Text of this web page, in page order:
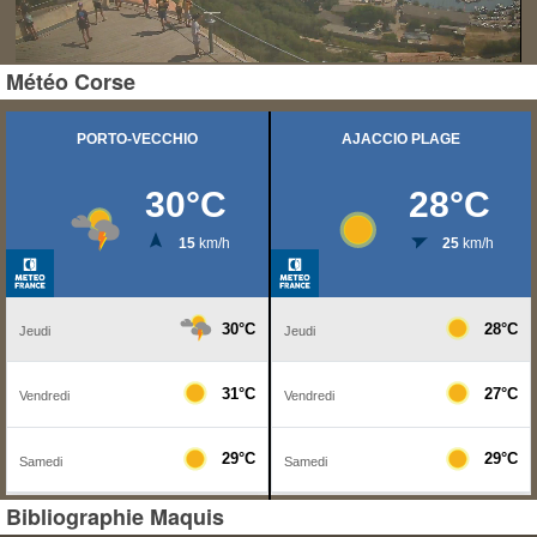
Météo Corse
Bibliographie Maquis